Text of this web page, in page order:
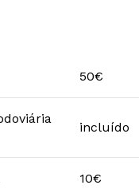
50€
incluído
10€